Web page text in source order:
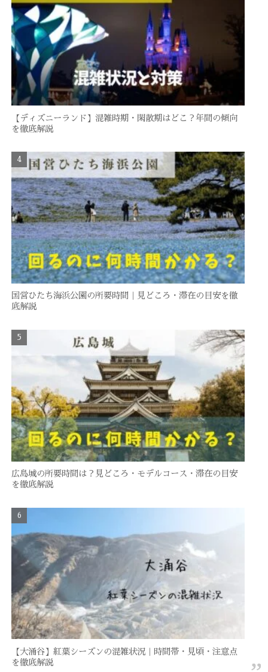
【ディズニーランド】混雑時期・閑散期はどこ？年間の傾向
を徹底解説
国営ひたち海浜公園の所要時間｜見どころ・滞在の目安を徹
底解説
広島城の所要時間は？見どころ・モデルコース・滞在の目安
を徹底解説
【大涌谷】紅葉シーズンの混雑状況｜時間帯・見頃・注意点
を徹底解説